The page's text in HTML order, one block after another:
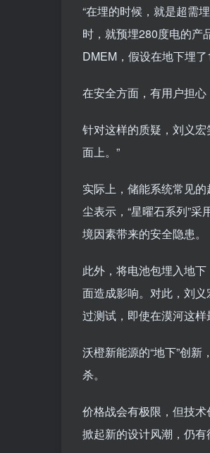
“在埋的时候，就是超需
时，就预埋280度电的产
DMEM，假设在地下埋
在安全方面，有用户担
针对这样的质疑，刘义宏
面上。”
实际上，储能系统常见
尘表示，“星曜石系列”
境因素带来的安全隐患。
此外，将电池包埋入地
面造成影响。对此，刘
过测试，即使在漠河这
沃橙新能源的“地下”创
杀。
价格战会有极限，但技
掀起新的设计风潮，仍有